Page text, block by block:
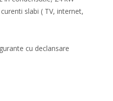
slabi ( TV, internet,
cu declansare